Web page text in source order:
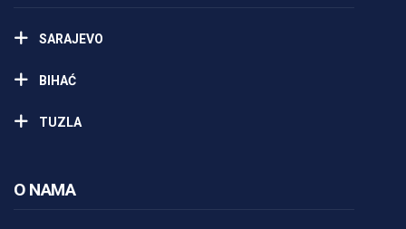
SARAJEVO
BIHAĆ
TUZLA
O NAMA